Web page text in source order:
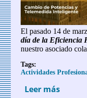
El pasado 14 de
día de la Eficiencia
nuestro asociado
Tags:
Actividades
Leer más